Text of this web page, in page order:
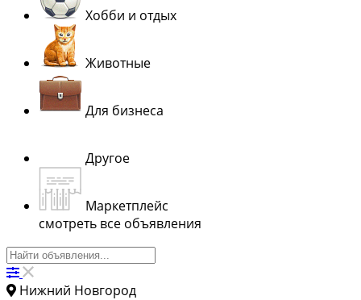
Хобби и отдых
Животные
Для бизнеса
Другое
Маркетплейс
смотреть все объявления
Нижний Новгород